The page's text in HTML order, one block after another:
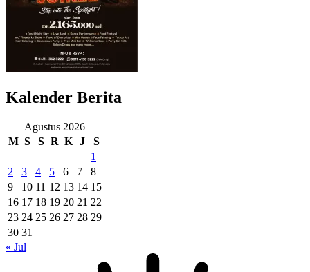
Kalender Berita
Agustus 2026
M S S R K J
S
1
2
3 4 5 6 7
8
9
10 11 12 13 14 15
16 17 18 19 20 21 22
23 24 25 26 27 28 29
30 31
« Jul